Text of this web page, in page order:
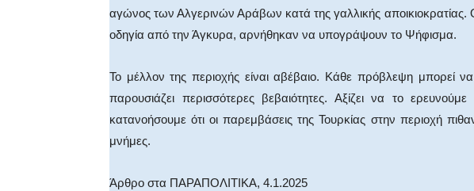
αγώνος των Αλγερινών Αράβων κατά της γαλλικής αποικιοκρατίας.
οδηγία από την Άγκυρα, αρνήθηκαν να υπογράψουν το Ψήφισμα.
Το μέλλον της περιοχής είναι αβέβαιο. Κάθε πρόβλεψη μπορεί
παρουσιάζει περισσότερες βεβαιότητες. Αξίζει να το
κατανοήσουμε ότι οι παρεμβάσεις της Τουρκίας στην περιοχή
μνήμες.
Άρθρο στα ΠΑΡΑΠΟΛΙΤΙΚΑ, 4.1.2025